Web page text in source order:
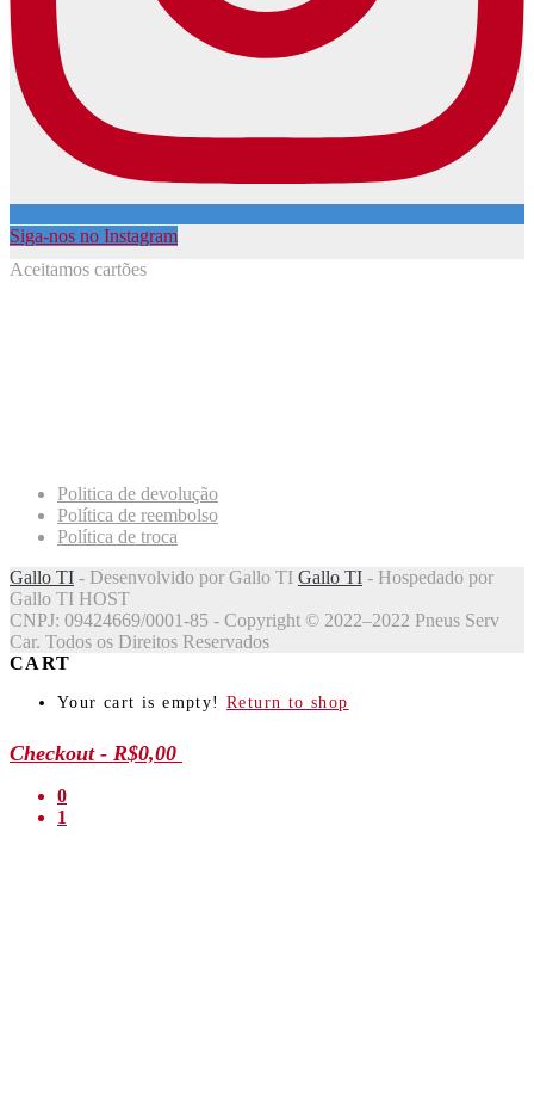
Siga-nos no Instagram
Aceitamos cartões
Politica de devolução
Política de reembolso
Política de troca
Gallo TI - Desenvolvido por Gallo TI Gallo TI - Hospedado por
Gallo TI HOST
CNPJ: 09424669/0001-85 - Copyright © 2022–2022 Pneus Serv
Car. Todos os Direitos Reservados
CART
Your cart is empty! Return to shop
Checkout - R$0,00
0
1